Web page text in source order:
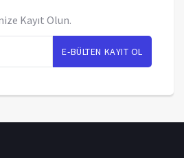
Kayıt Olun.